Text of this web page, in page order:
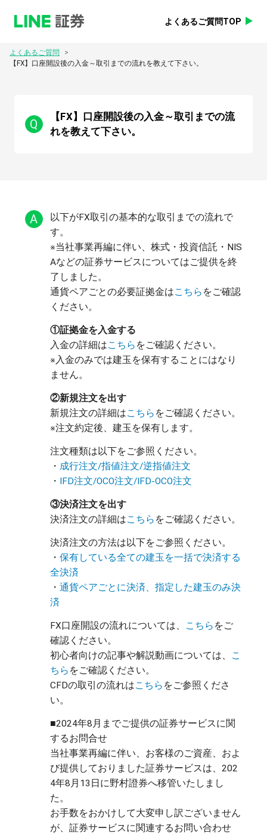
よくあるご質問TOP
よくあるご質問
>
【FX】口座開設後の入金～取引までの流れを教えて下さい。
Q
【FX】口座開設後の入金～取引までの流
れを教えて下さい。
A
以下がFX取引の基本的な取引までの流れで
す。
※当社事業再編に伴い、株式・投資信託・NIS
Aなどの証券サービスについてはご提供を終
了しました。
通貨ペアごとの必要証拠金はこちら をご確認
ください。
①証拠金を入金する
入金の詳細はこちら をご確認ください。
※入金のみでは建玉を保有することにはなり
ません。
②新規注文を出す
新規注文の詳細はこちら をご確認ください。
※注文約定後、建玉を保有します。
注文種類は以下をご参照ください。
・ 成行注文/指値注文/逆指値注文
・ IFD注文/OCO注文/IFD-OCO注文
③決済注文を出す
決済注文の詳細はこちら をご確認ください。
決済注文の方法は以下をご参照ください。
・ 保有している全ての建玉を一括で決済する
全決済
・ 通貨ペアごとに決済、指定した建玉のみ決
済
FX口座開設の流れについては、 こちら をご
確認ください。
初心者向けの記事や解説動画については、
こ
ちら をご確認ください。
CFDの取引の流れはこちら をご参照くださ
い。
■2024年8月までご提供の証券サービスに関
するお問合せ
当社事業再編に伴い、お客様のご資産、およ
び提供しておりました証券サービスは、202
4年8月13日に野村證券へ移管いたしまし
た。
お手数をおかけして大変申し訳ございません
が、証券サービスに関連するお問い合わせ